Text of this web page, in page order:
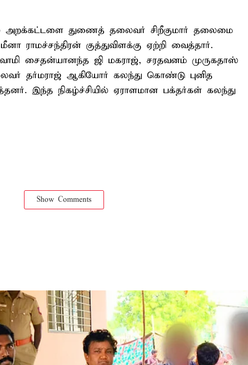
அறக்கட்டளை துணைத் தலைவர் சிறீகுமார் தலைமை
ராமச்சந்திரன் குத்துவிளக்கு ஏற்றி வைத்தார்.
சைதன்யானந்த ஜி மகராஜ், சரதவனம் முருகதாஸ்
தர்மராஜ் ஆகியோர் கலந்து கொண்டு புனித
இந்த நிகழ்ச்சியில் ஏராளமான பக்தர்கள் கலந்து
Show Comments